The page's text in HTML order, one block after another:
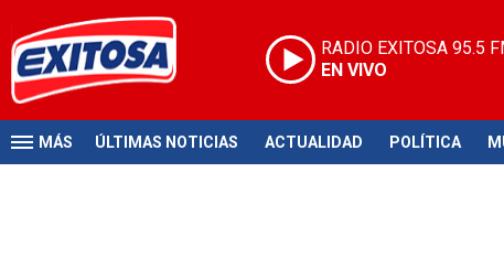
RADIO EXITOSA 95.5
EN VIVO
MÁS ÚLTIMAS NOTICIAS ACTUALIDAD POLÍTICA